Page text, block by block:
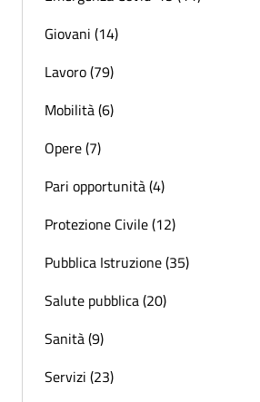
Giovani (14)
Lavoro (79)
Mobilità (6)
Opere (7)
Pari opportunità (4)
Protezione Civile (12)
Pubblica Istruzione (35)
Salute pubblica (20)
Sanità (9)
Servizi (23)